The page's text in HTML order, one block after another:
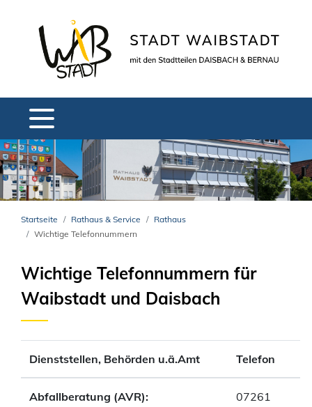
Startseite Rathaus & Service
Rathaus
Wichtige Telefonnummern
Wichtige Telefonnummern für
Waibstadt und Daisbach
Dienststellen, Behörden u.ä.Amt Telefon
Abfallberatung (AVR):
07261